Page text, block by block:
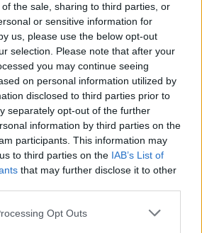
the sale, sharing to third parties, or
or sensitive information for
us, please use the below opt-out
selection. Please note that after your
you may continue seeing
on personal information utilized by
disclosed to third parties prior to
separately opt-out of the further
information by third parties on the
participants. This information may
to third parties on the IAB’s List of
that may further disclose it to other
app uses one or more Google
Opt Outs
történelmi felvonulás,
is várják az érdeklődőket augusztus
Szólj hozzá!